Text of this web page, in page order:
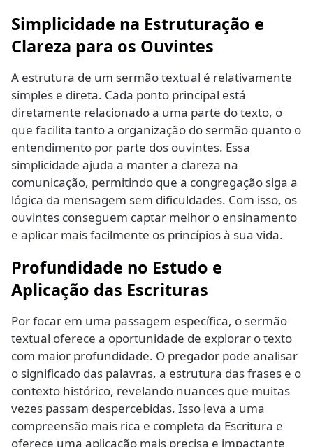
Simplicidade na Estruturação e
Clareza para os Ouvintes
A estrutura de um sermão textual é relativamente
simples e direta. Cada ponto principal está
diretamente relacionado a uma parte do texto, o
que facilita tanto a organização do sermão quanto o
entendimento por parte dos ouvintes. Essa
simplicidade ajuda a manter a clareza na
comunicação, permitindo que a congregação siga a
lógica da mensagem sem dificuldades. Com isso, os
ouvintes conseguem captar melhor o ensinamento
e aplicar mais facilmente os princípios à sua vida.
Profundidade no Estudo e
Aplicação das Escrituras
Por focar em uma passagem específica, o sermão
textual oferece a oportunidade de explorar o texto
com maior profundidade. O pregador pode analisar
o significado das palavras, a estrutura das frases e o
contexto histórico, revelando nuances que muitas
vezes passam despercebidas. Isso leva a uma
compreensão mais rica e completa da Escritura e
oferece uma aplicação mais precisa e impactante